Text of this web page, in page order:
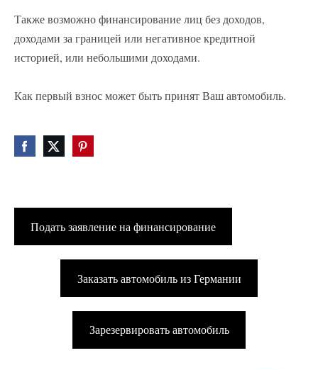
Подать заявление на финансирование
Заказать автомобиль из Германии
Зарезервировать автомобиль
Также возможно финансирование лиц без доходов,
доходами за границей или негативное кредитной
историей, или небольшими доходами.
Как первый взнос может быть принят Ваш автомобиль.